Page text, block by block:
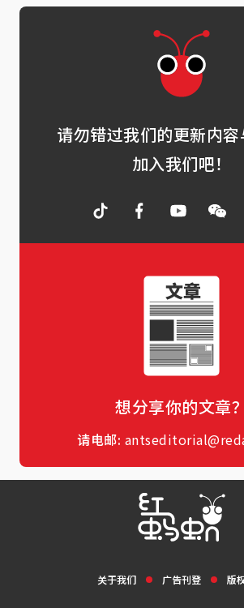
请勿错过我们的更新内容
加入我们吧！
想分享你的文章？
请电邮:
关于我们 广告刊登 版